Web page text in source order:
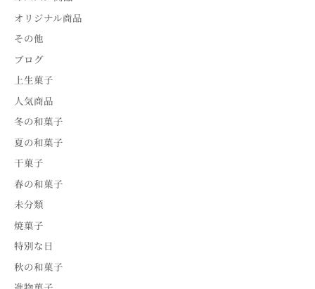
オリジナル商品
その他
ブログ
上生菓子
人気商品
冬の和菓子
夏の和菓子
干菓子
春の和菓子
未分類
焼菓子
特別な日
秋の和菓子